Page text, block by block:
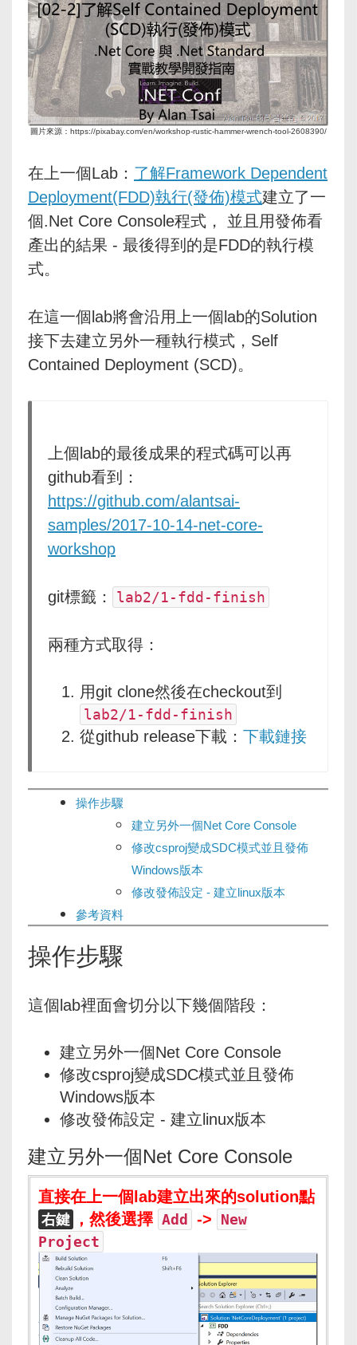
圖片來源：https://pixabay.com/en/workshop-rustic-hammer-wrench-tool-2608390/
在上一個Lab： 了解Framework Dependent
Deployment(FDD)執行(發佈)模式建立了一
個.Net Core Console程式， 並且用發佈看
產出的結果 - 最後得到的是FDD的執行模
式。
在這一個lab將會沿用上一個lab的Solution
接下去建立另外一種執行模式，Self
Contained Deployment (SCD)。
上個lab的最後成果的程式碼可以再
github看到：
https://github.com/alantsai-
samples/2017-10-14-net-core-
workshop
git標籤： lab2/1-fdd-finish
兩種方式取得：
用git clone然後在checkout到
lab2/1-fdd-finish
從github release下載： 下載鏈接
操作步驟
建立另外一個Net Core Console
修改csproj變成SDC模式並且發佈
Windows版本
修改發佈設定 - 建立linux版本
參考資料
操作步驟
這個lab裡面會切分以下幾個階段：
建立另外一個Net Core Console
修改csproj變成SDC模式並且發佈
Windows版本
修改發佈設定 - 建立linux版本
建立另外一個Net Core Console
直接在上一個lab建立出來的solution點
右鍵 ，然後選擇 Add ->
New
Project